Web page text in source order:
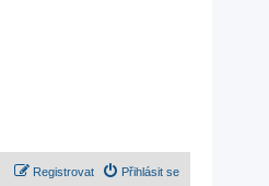
Přihlásit se
Registrovat